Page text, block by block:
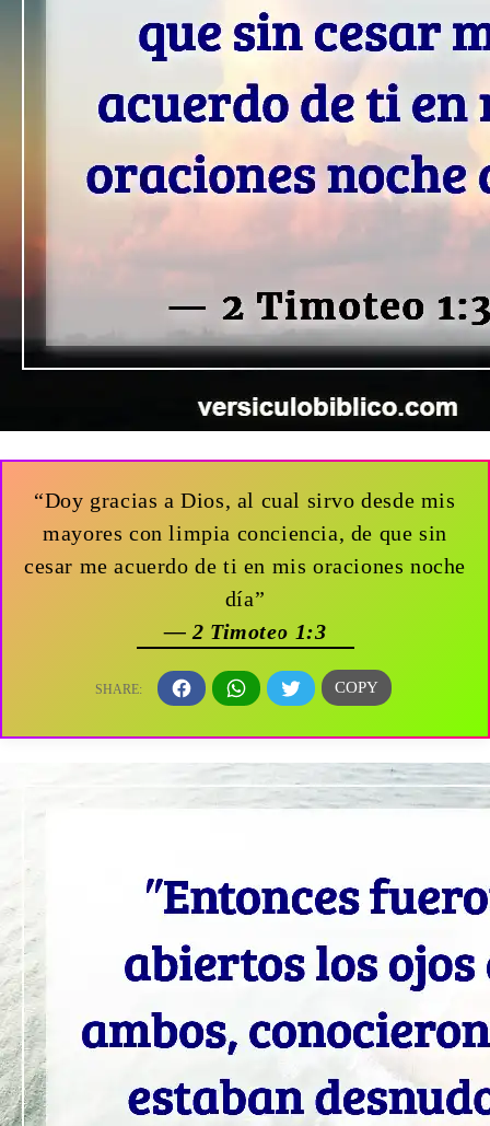
“Doy gracias a Dios, al cual sirvo desde mis
mayores con limpia conciencia, de que sin
cesar me acuerdo de ti en mis oraciones noche
día”
— 2 Timoteo 1:3